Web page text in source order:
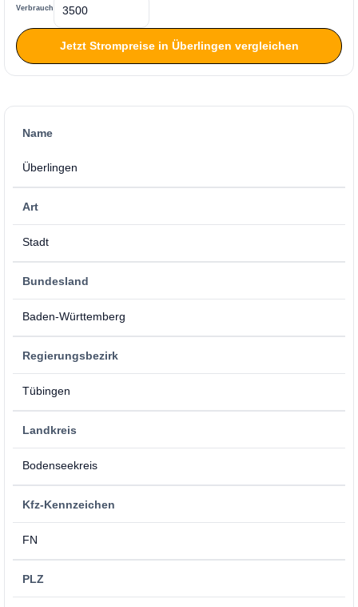
Verbrauch
Jetzt Strompreise in Überlingen vergleichen
Name
Überlingen
Art
Stadt
Bundesland
Baden-Württemberg
Regierungsbezirk
Tübingen
Landkreis
Bodenseekreis
Kfz-Kennzeichen
FN
PLZ